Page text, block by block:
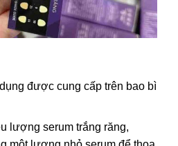
được cung cấp trên bao bì
lượng serum trắng răng,